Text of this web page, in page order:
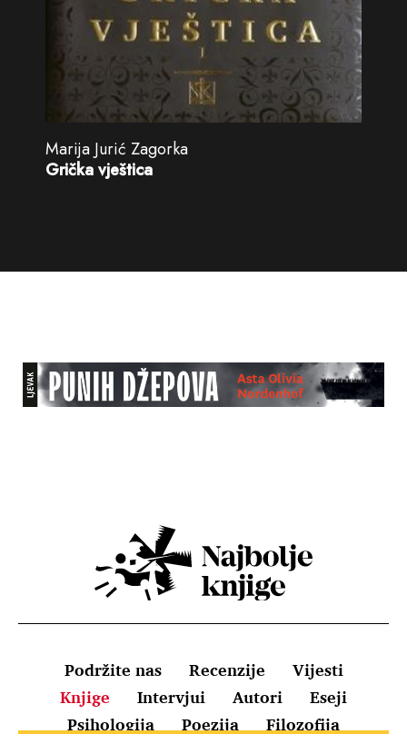
Marija Jurić Zagorka
Grička vještica
Podržite nas Recenzije
Vijesti
Knjige
Intervjui Autori
Eseji
Psihologija
Poezija Filozofija